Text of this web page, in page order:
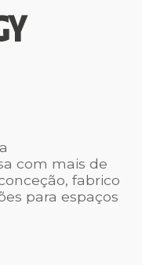
com mais de
fabrico
para espaços